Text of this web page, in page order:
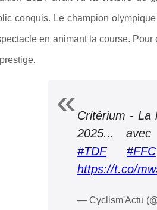
conquis. Le champion
en animant la course.
Critérium - La
2025... avec
#TDF
#FFC
https://t.co/
— Cyclism'Actu